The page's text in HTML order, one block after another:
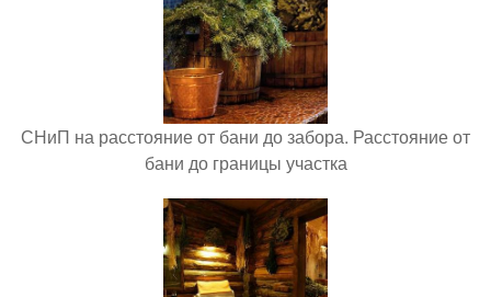
СНиП на расстояние от бани до забора. Расстояние от
бани до границы участка